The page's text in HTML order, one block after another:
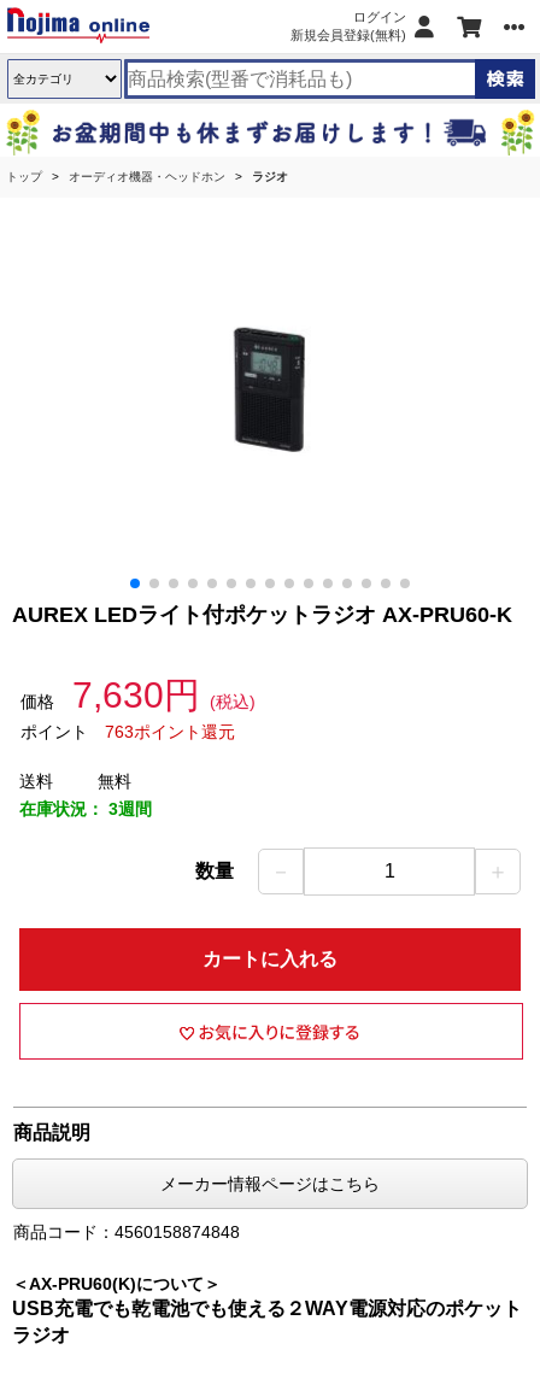
ログイン
新規会員登録(無料)
トップ オーディオ機器・ヘッドホン ラジオ
AUREX LEDライト付ポケットラジオ AX-PRU60-K
価格 7,630円
(税込)
ポイント
763ポイント還元
送料
無料
在庫状況： 3週間
数量 － 1 ＋
カートに入れる
商品説明
メーカー情報ページはこちら
商品コード：4560158874848
＜AX-PRU60(K)について＞
USB充電でも乾電池でも使える２WAY電源対応のポケット
ラジオ